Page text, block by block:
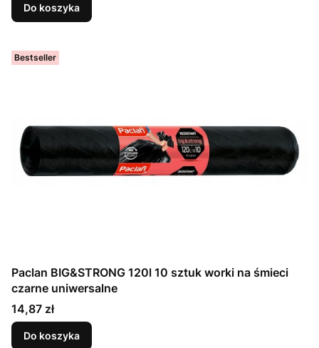
Do koszyka
Bestseller
Paclan BIG&STRONG 120l 10 sztuk worki na śmieci
czarne uniwersalne
Cena
14,87 zł
Do koszyka